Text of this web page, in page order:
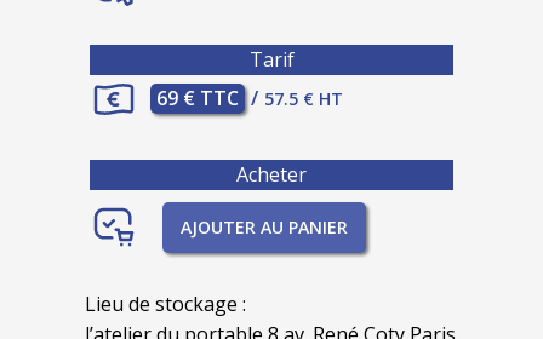
Tarif
69 € TTC / 57.5 € HT
Acheter
AJOUTER AU PANIER
Lieu de stockage :
l’atelier du portable 8 av. René Coty Paris.